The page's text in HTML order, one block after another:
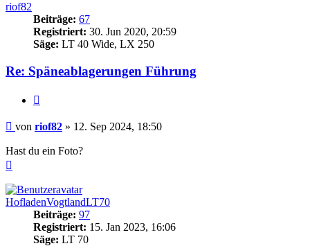
riof82
Beiträge: 67
Registriert: 30. Jun 2020, 20:59
Säge: LT 40 Wide, LX 250
Re: Späneablagerungen Führung
Beitrag
von riof82 » 12. Sep 2024, 18:50
Hast du ein Foto?
HofladenVogtlandLT70
Beiträge: 97
Registriert: 15. Jan 2023, 16:06
Säge: LT 70